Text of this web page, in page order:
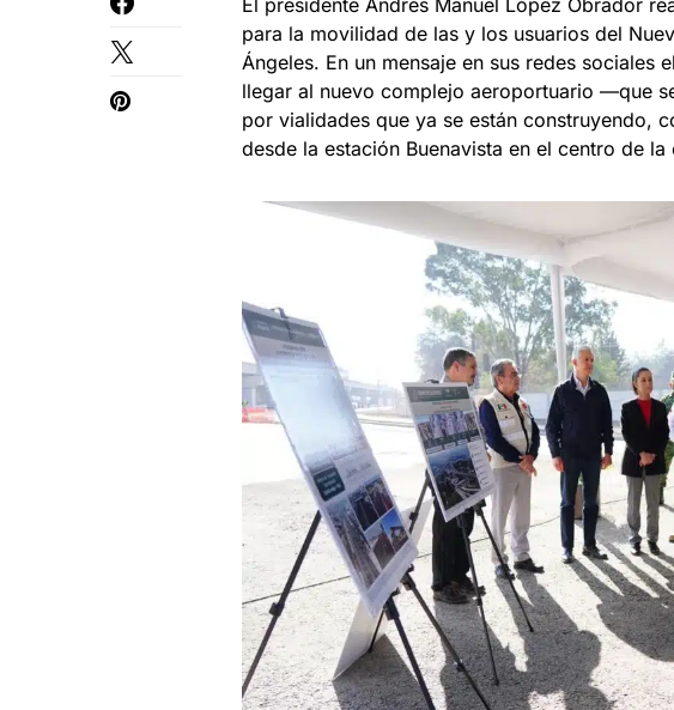
El presidente Andrés Manuel López Obrador
para la movilidad de las y los usuarios del
Ángeles. En un mensaje en sus redes sociales
llegar al nuevo complejo aeroportuario —que
por vialidades que ya se están construyendo,
desde la estación Buenavista en el centro de